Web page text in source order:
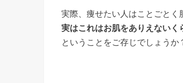
実際、痩せたい人はことごと
実はこれはお肌をありえないく
ということをご存じでしょうか